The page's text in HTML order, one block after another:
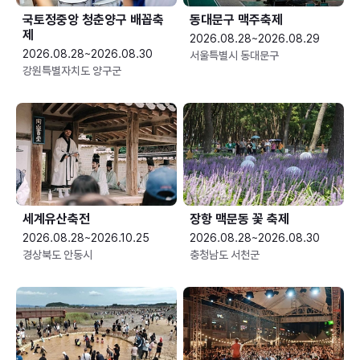
국토정중앙 청춘양구 배꼽축
제
2026.08.28~2026.08.30
강원특별자치도 양구군
동대문구 맥주축제
2026.08.28~2026.08.29
서울특별시 동대문구
세계유산축전
2026.08.28~2026.10.25
경상북도 안동시
장항 맥문동 꽃 축제
2026.08.28~2026.08.30
충청남도 서천군